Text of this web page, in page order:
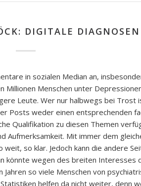
DIGITALE DIAGNOSEN
in sozialen Median an,
Millionen Menschen unter
Leute. Wer nur halbwegs bei Trost
Posts weder einen entsprechenden
Qualifikation zu diesen Themen
Aufmerksamkeit. Mit immer dem
so klar. Jedoch kann die andere
könnte wegen des breiten Interesses
so viele Menschen von
helfen da nicht weiter, denn